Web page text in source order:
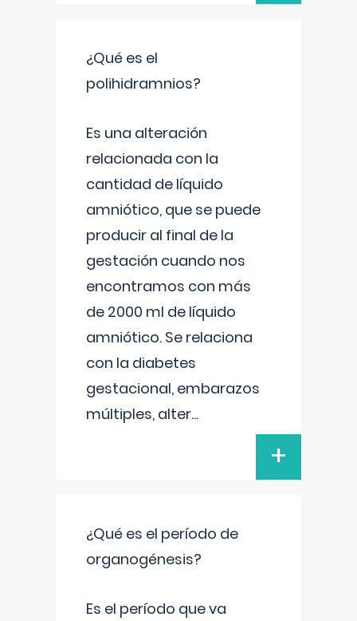
¿Qué es el
polihidramnios?
Es una alteración
relacionada con la
cantidad de líquido
amniótico, que se puede
producir al final de la
gestación cuando nos
encontramos con más
de 2000 ml de líquido
amniótico. Se relaciona
con la diabetes
gestacional, embarazos
múltiples, alter...
+
¿Qué es el período de
organogénesis?
Es el período que va